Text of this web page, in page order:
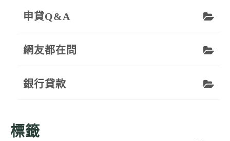
申貸Q&A
網友都在問
銀行貸款
標籤